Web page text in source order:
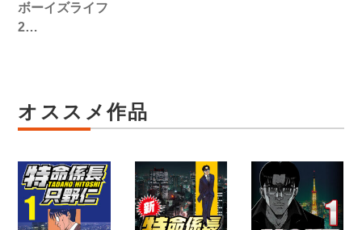
ボーイズライフ
2…
オススメ作品